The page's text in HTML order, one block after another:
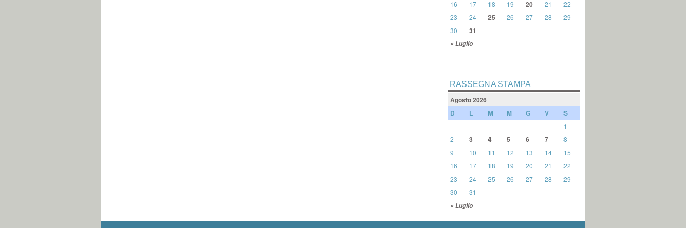
« Luglio
16
17 18 19 20 21
22
23
24 25 26 27 28
29
30
31
RASSEGNA STAMPA
Agosto 2026
D
L M M G V S
« Luglio
1
2
3 4 5 6 7
8
9
10 11 12 13 14
15
16
17 18 19 20 21
22
23
24 25 26 27 28
29
30
31